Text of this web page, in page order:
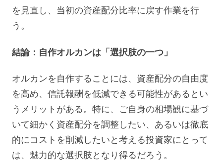
を見直し、当初の資産配分比率に戻す作業を行
う。
結論：自作オルカンは「選択肢の一つ」
オルカンを自作することには、資産配分の自由度
を高め、信託報酬を低減できる可能性があるとい
うメリットがある。特に、ご自身の相場観に基づ
いて細かく資産配分を調整したい、あるいは徹底
的にコストを削減したいと考える投資家にとって
は、魅力的な選択肢となり得るだろう。